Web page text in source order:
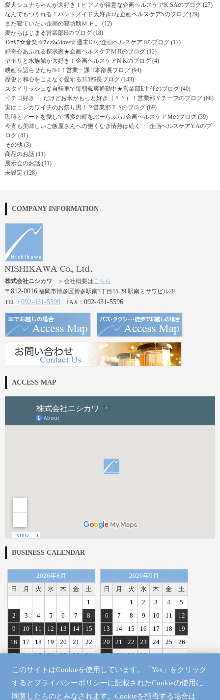
愛犬シュナちゃんが大好き！ピアノが得意な企画ヘルスケアK.SAのブログ (27)
なんでもつくれる！ハンドメイド大好き♪な企画ヘルスケアSのブログ (29)
まだ寝ていたい企画の寝坊助Ｍ.Ｈ。
(12)
麦からはじまる営業部Hのブログ (18)
ｲﾝﾃﾘｱ☆音楽☆ﾌｧｯｼｮﾝlove☆週末DJな企画ヘルスケアTのブログ (17)
好奇心あふれる探求家★企画ヘルスケアM.Rのブログ (12)
ヤモリと水族館が大好き！企画ヘルスケアN.Kのブログ (4)
映画を語らせたら№1！営業一課 T本部長ブログ (94)
歴史と和心をこよなく愛する315部長ブログ (143)
スタイリッシュな自転車で毎朝颯爽通勤中★営業部E主任のブログ (40)
イチゴ好き･･･だけどお米がもっと好き（＾＾）！営業部Ｙチーフのブログ (68)
実はニシカワイチのお祭り男！？営業部Ｔ.Sのブログ (69)
珈琲とアートを愛して博多の町をぶーらぶら♪企画ヘルスケアＭのブログ (39)
今宵も美味しいご飯屋さんへの飽くなき情熱は続く･･･企画ヘルスケアY.Aのブ
ログ (41)
その他 (3)
商品のお話 (11)
展示会のお話 (11)
未設定 (128)
COMPANY INFORMATION
株式会社ニシカワ ＞会社概要はこちら
〒 812-0016 福岡市博多区博多駅南3丁目15-29 駅南ミサワビル2F
TEL： 092-431-5599 FAX： 092-431-5596
ACCESS MAP
BUSINESS CALENDAR
2026年8月
日
月 火 水 木 金
土
1
2
3 4 5 6 7
8
9
10 11 12 13 14
15
16
17 18 19 20 21
22
23
24 25 26 27 28
29
30
31
2026年9月
日
月 火 水 木 金
土
1
2 3 4
5
6
7 8 9 10 11
12
13
14 15 16 17 18
19
20
21 22 23 24 25
26
27
28 29 30
定休日
このサイトはCookieを使用しています。「Yes」をクリック
するとプライバシーポリシーに記載されたCookieの使用に
同意したものとみなされます。Cookieを拒否する場合は